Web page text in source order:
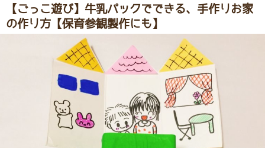
【ごっこ遊び】牛乳パックでできる、手作りお家
の作り方【保育参観製作にも】